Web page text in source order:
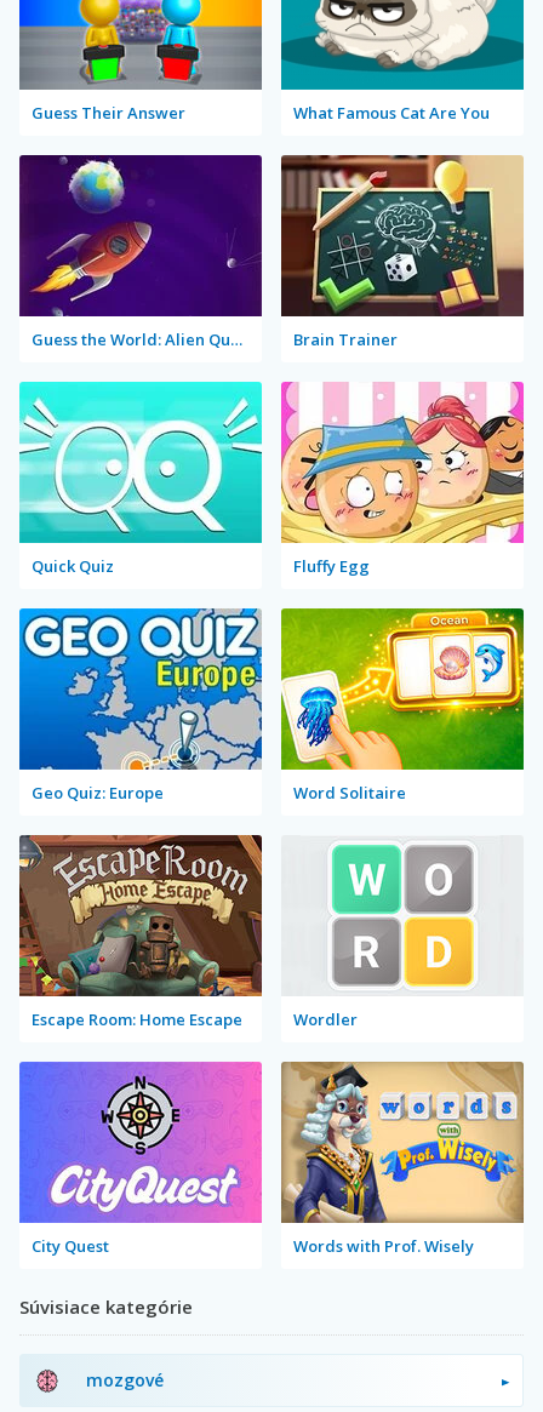
Guess Their Answer What Famous Cat Are You
Guess the World: Alien Quest Brain Trainer
Quick Quiz Fluffy Egg
Geo Quiz: Europe Word Solitaire
Escape Room: Home Escape Wordler
City Quest Words with Prof. Wisely
Súvisiace kategórie
mozgové